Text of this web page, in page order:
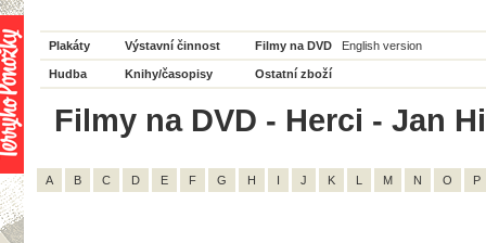
Plakáty Výstavní činnost Filmy na DVD English version
Hudba Knihy/časopisy Ostatní zboží
Filmy na DVD - Herci - Jan
A B C D E F G H I J K L M N O P